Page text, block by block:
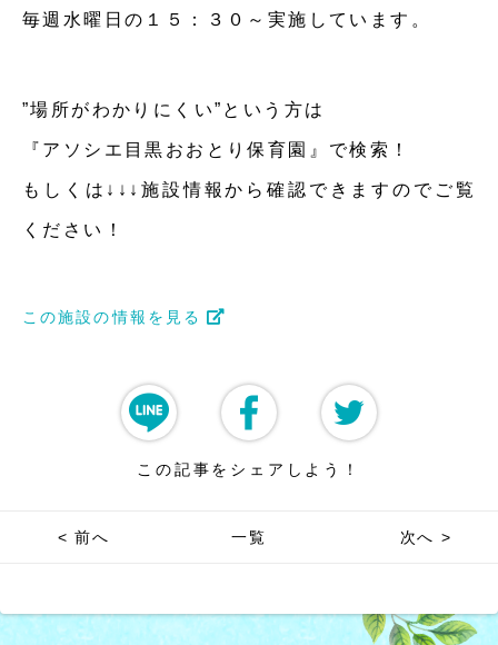
毎週水曜日の１５：３０～実施しています。
”場所がわかりにくい”という方は
『アソシエ目黒おおとり保育園』で検索！
もしくは↓↓↓施設情報から確認できますのでご覧
ください！
この施設の情報を見る
この記事をシェアしよう！
< 前へ 一覧 次へ >